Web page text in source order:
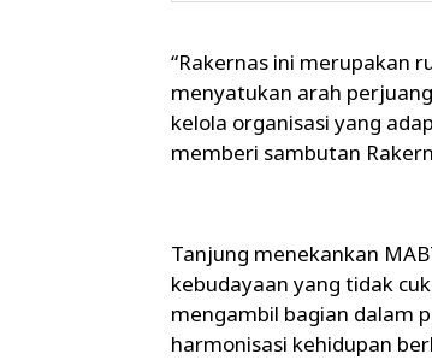
“Rakernas ini merupakan
menyatukan arah
kelola organisasi yang
memberi sambutan
Tanjung menekankan
kebudayaan yang tidak
mengambil bagian dalam
harmonisasi kehidupan